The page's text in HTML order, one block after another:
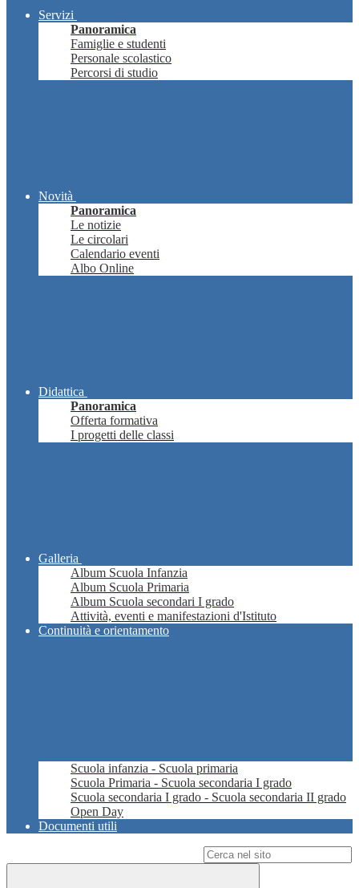
Servizi
Panoramica
Famiglie e studenti
Personale scolastico
Percorsi di studio
Novità
Panoramica
Le notizie
Le circolari
Calendario eventi
Albo Online
Didattica
Panoramica
Offerta formativa
I progetti delle classi
Galleria
Album Scuola Infanzia
Album Scuola Primaria
Album Scuola secondari I grado
Attività, eventi e manifestazioni d'Istituto
Continuità e orientamento
Scuola infanzia - Scuola primaria
Scuola Primaria - Scuola secondaria I grado
Scuola secondaria I grado - Scuola secondaria II grado
Open Day
Documenti utili